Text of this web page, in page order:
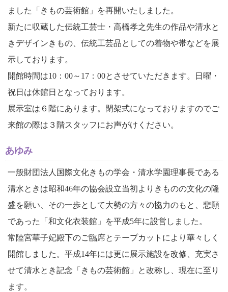
ました「きもの芸術館」を再開いたしました。
新たに収蔵した伝統工芸士・高橋孝之先生の作品や清水と
きデザインきもの、伝統工芸品としての着物や帯などを展
示しております。
開館時間は10：00～17：00とさせていただきます。日曜・
祝日は休館日となっております。
展示室は６階にあります。閉架式になっておりますのでご
来館の際は３階スタッフにお声がけください。
あゆみ
一般財団法人国際文化きもの学会・清水学園理事長である
清水ときは昭和46年の協会設立当初よりきものの文化の隆
盛を願い、その一歩として大勢の方々の協力のもと、悲願
であった「和文化衣装館」を平成5年に設営しました。
常陸宮華子妃殿下のご臨席とテープカットにより華々しく
開館しました。平成14年には更に展示施設を改修、充実さ
せて清水とき記念「きもの芸術館」と改称し、現在に至り
ます。